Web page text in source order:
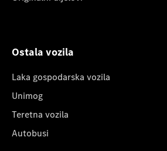
Ostala vozila
Laka gospodarska vozila
Unimog
Teretna vozila
Autobusi